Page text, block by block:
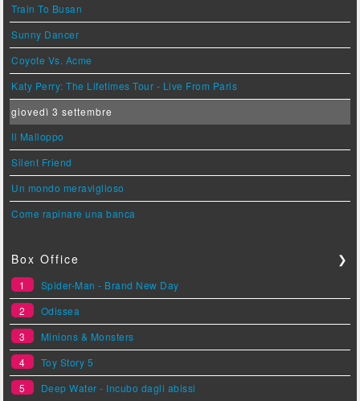
Train To Busan
Sunny Dancer
Coyote Vs. Acme
Katy Perry: The Lifetimes Tour - Live From Paris
giovedì 3 settembre
Il Malloppo
Silent Friend
Un mondo meraviglioso
Come rapinare una banca
Box Office ❯
1
Spider-Man - Brand New Day
2
Odissea
3
Minions & Monsters
4
Toy Story 5
5
Deep Water - Incubo dagli abissi